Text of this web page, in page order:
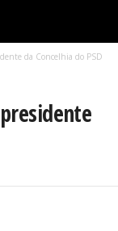
da Concelhia do PSD